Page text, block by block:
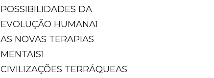
POSSIBILIDADES DA
EVOLUÇÃO HUMANA1
AS NOVAS TERAPIAS
MENTAIS1
CIVILIZAÇÕES TERRÁQUEAS